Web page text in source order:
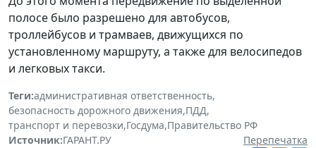
полосе было разрешено для автобусов,
троллейбусов и трамваев, движущихся по
установленному маршруту, а также для велосипедов
и легковых такси.
Теги:административная ответственность,
безопасность дорожного движения,ПДД,
транспорт и перевозки,Госдума,Правительство РФ
Источник:ГАРАНТ.РУ
Перепечатка